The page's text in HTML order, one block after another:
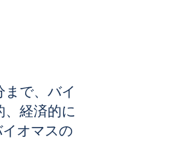
で、バイ
、経済的に
オマスの